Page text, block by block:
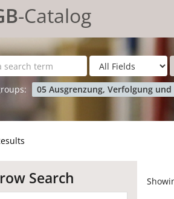
for search '
-Catalog
05 Ausgrenzung, Verfolgung
Search